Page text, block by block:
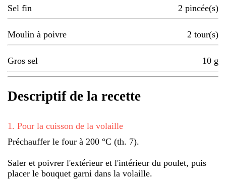
Sel fin 2 pincée(s)
Moulin à poivre 2 tour(s)
Gros sel 10 g
Descriptif de la recette
1 . Pour la cuisson de la volaille
Préchauffer le four à 200 °C (th. 7).
Saler et poivrer l'extérieur et l'intérieur du poulet, puis
placer le bouquet garni dans la volaille.